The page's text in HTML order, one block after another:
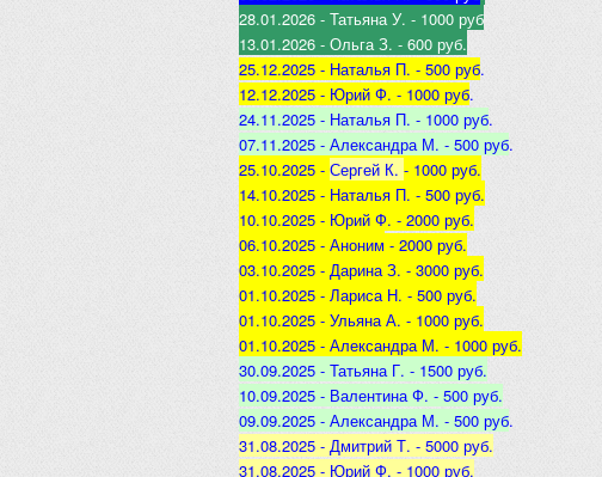
28.01.2026 - Татьяна У. - 1000 руб
13.01.2026 - ОльгаЗ. - 600 руб.
25.12.2025 - Наталья П. - 500 руб.
12.12.2025 - Юрий Ф. - 1000 руб.
24.11.2025 - Наталья П. - 1000 руб.
07.11.2025 - Александра М. - 500 руб.
25.10.2025 - Сергей К. - 1000 руб.
14.10.2025 - Наталья П. - 500 руб.
10.10.2025 - Юрий Ф. - 2000 руб.
06.10.2025 - Аноним - 2000 руб.
03.10.2025 - Дарина З. - 3000 руб.
01.10.2025 - Лариса Н. - 500 руб.
01.10.2025 - Ульяна А. - 1000 руб.
01.10.2025 - Александра М. - 1000 руб.
30.09.2025 - Татьяна Г. - 1500 руб.
10.09.2025 - Валентина Ф. - 500 руб.
09.09.2025 - Александра М. - 500 руб.
31.08.2025 - Дмитрий Т. - 5000 руб.
31.08.2025 - Юрий Ф. - 1000 руб.